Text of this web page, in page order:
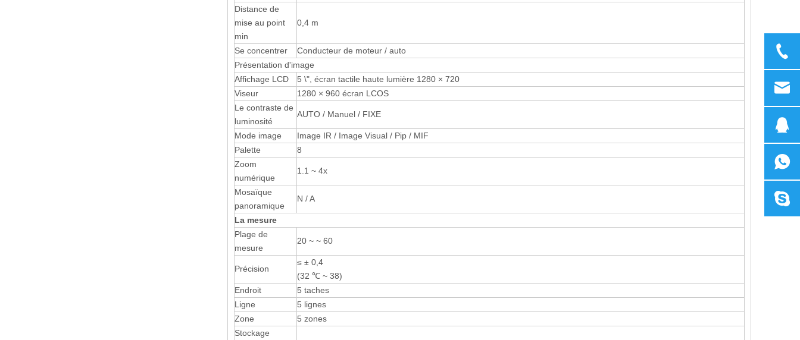
Distance de
mise au point
min
0,4 m
Se concentrer
Conducteur de moteur / auto
Présentation d'image
Affichage LCD
5 \", écran tactile haute lumière 1280 × 720
Viseur
1280 × 960 écran LCOS
Le contraste de
luminosité
AUTO / Manuel / FIXE
Mode image
Image IR / Image Visual / Pip / MIF
Palette
8
Zoom
numérique
1.1 ~ 4x
Mosaïque
panoramique
N / A
La mesure
Plage de
mesure
20 ~ ~ 60
Précision
≤ ± 0,4
(32 ℃ ~ 38)
Endroit
5 taches
Ligne
5 lignes
Zone
5 zones
Stockage